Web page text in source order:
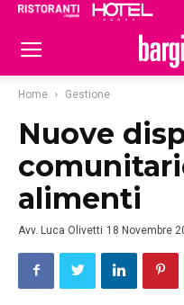
Home Gestione
Nuove
alimenti
Avv. Luca Olivetti 18 Novembre